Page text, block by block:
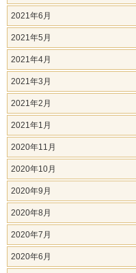
2021年6月
2021年5月
2021年4月
2021年3月
2021年2月
2021年1月
2020年11月
2020年10月
2020年9月
2020年8月
2020年7月
2020年6月